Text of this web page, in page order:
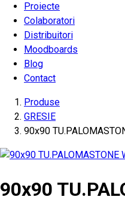
Proiecte
Colaboratori
Distribuitori
Moodboards
Blog
Contact
Produse
GRESIE
90x90
90x90